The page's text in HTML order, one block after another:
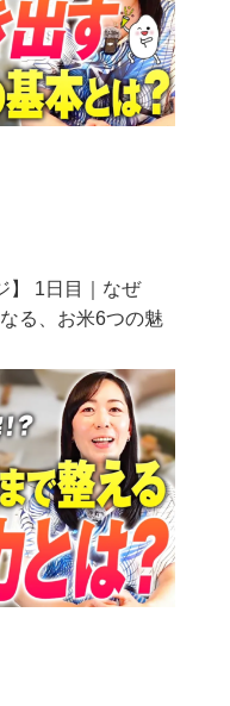
】 1日目｜なぜ
る、お米6つの魅